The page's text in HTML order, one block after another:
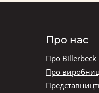
Про нас
Про Billerbeck
Про